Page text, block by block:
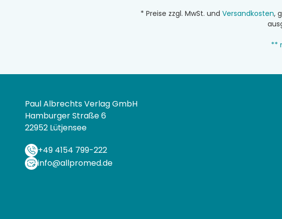
* Preise zzgl. MwSt. und Versandkosten,
**
Paul Albrechts Verlag GmbH
Hamburger Straße 6
22952 Lütjensee
+49 4154 799-222
info@allpromed.de